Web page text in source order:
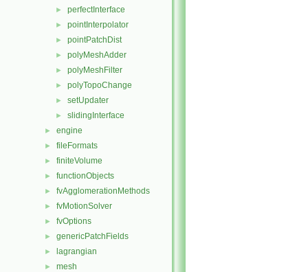
► perfectInterface
► pointInterpolator
► pointPatchDist
► polyMeshAdder
► polyMeshFilter
► polyTopoChange
► setUpdater
► slidingInterface
► engine
► fileFormats
► finiteVolume
► functionObjects
► fvAgglomerationMethods
► fvMotionSolver
► fvOptions
► genericPatchFields
► lagrangian
► mesh